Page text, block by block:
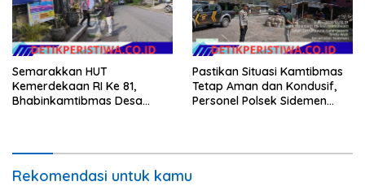
Semarakkan HUT
Kemerdekaan RI Ke 81,
Bhabinkamtibmas Desa
Pastikan Situasi Kamtibmas
Tetap Aman dan Kondusif,
Personel Polsek Sidemen
Rekomendasi untuk kamu